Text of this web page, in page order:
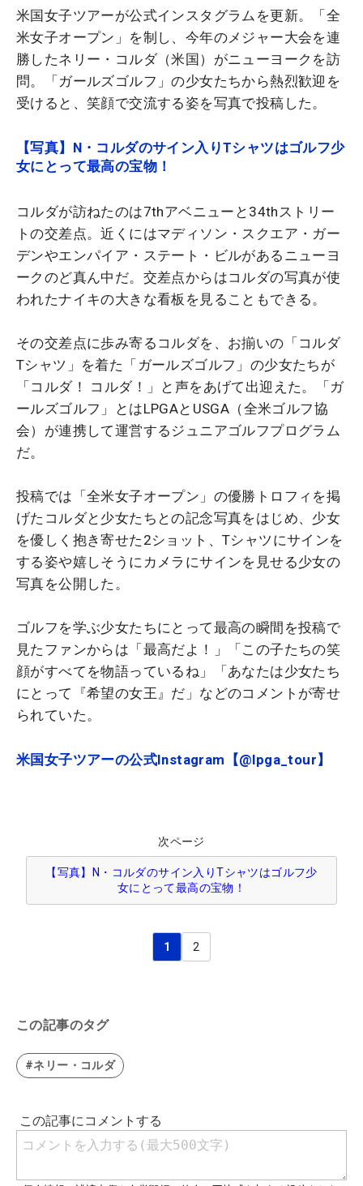
米国女子ツアーが公式インスタグラムを更新。「全
米女子オープン」を制し、今年のメジャー大会を連
勝したネリー・コルダ（米国）がニューヨークを訪
問。「ガールズゴルフ」の少女たちから熱烈歓迎を
受けると、笑顔で交流する姿を写真で投稿した。
【写真】N・コルダのサイン入りTシャツはゴルフ少
女にとって最高の宝物！
コルダが訪ねたのは7thアベニューと34thストリー
トの交差点。近くにはマディソン・スクエア・ガー
デンやエンパイア・ステート・ビルがあるニューヨ
ークのど真ん中だ。交差点からはコルダの写真が使
われたナイキの大きな看板を見ることもできる。
その交差点に歩み寄るコルダを、お揃いの「コルダ
Tシャツ」を着た「ガールズゴルフ」の少女たちが
「コルダ！ コルダ！」と声をあげて出迎えた。「ガ
ールズゴルフ」とはLPGAとUSGA（全米ゴルフ協
会）が連携して運営するジュニアゴルフプログラム
だ。
投稿では「全米女子オープン」の優勝トロフィを掲
げたコルダと少女たちとの記念写真をはじめ、少女
を優しく抱き寄せた2ショット、Tシャツにサインを
する姿や嬉しそうにカメラにサインを見せる少女の
写真を公開した。
ゴルフを学ぶ少女たちにとって最高の瞬間を投稿で
見たファンからは「最高だよ！」「この子たちの笑
顔がすべてを物語っているね」「あなたは少女たち
にとって『希望の女王』だ」などのコメントが寄せ
られていた。
米国女子ツアーの公式Instagram【@lpga_tour】
次ページ
【写真】N・コルダのサイン入りTシャツはゴルフ少
女にとって最高の宝物！
1 2
この記事のタグ
#ネリー・コルダ